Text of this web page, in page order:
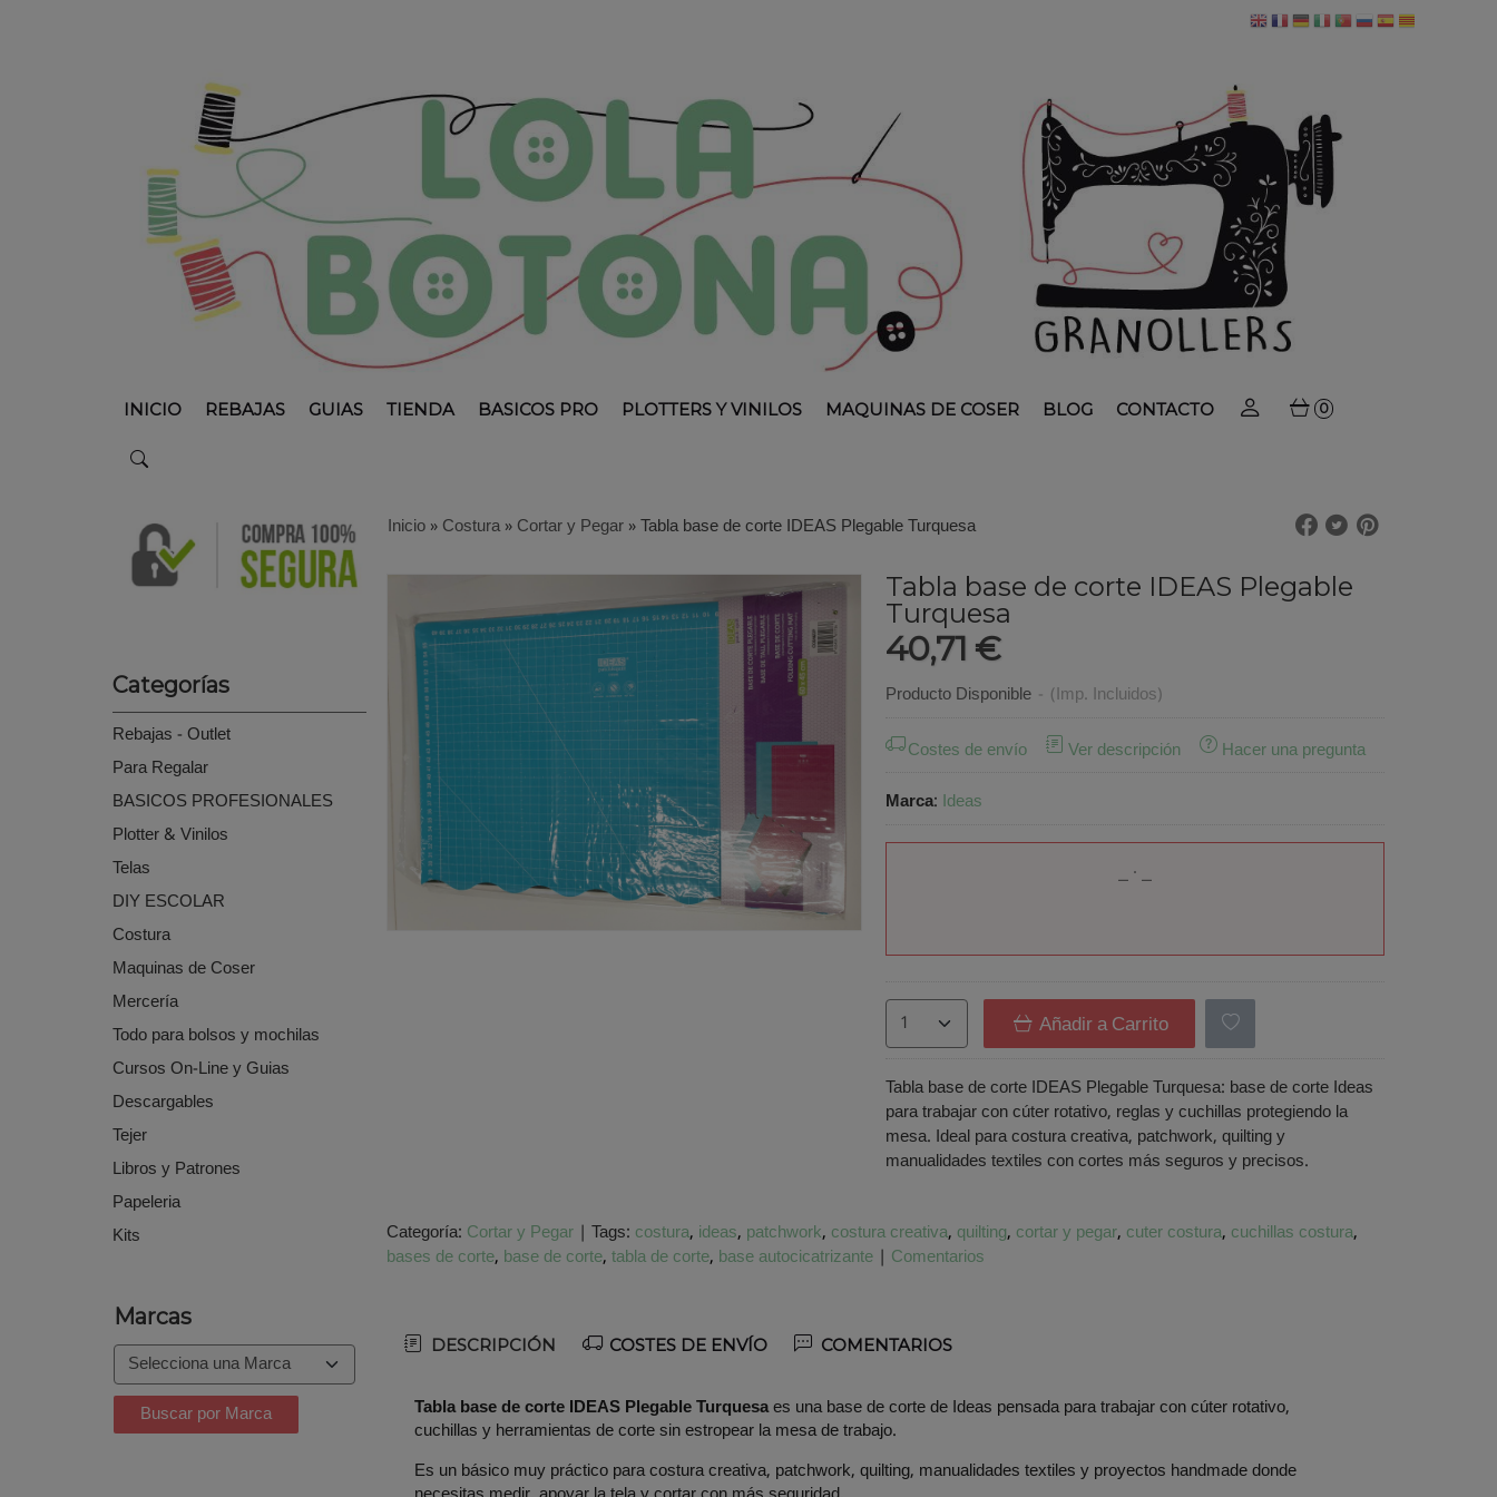
INICIO REBAJAS GUIAS TIENDA BASICOS PRO PLOTTERS Y VINILOS MAQUINAS DE COSER BLOG CONTACTO 0
Categorías
Rebajas - Outlet
Para Regalar
BASICOS PROFESIONALES
Plotter & Vinilos
Telas
DIY ESCOLAR
Costura
Maquinas de Coser
Mercería
Todo para bolsos y mochilas
Cursos On-Line y Guias
Descargables
Tejer
Libros y Patrones
Papeleria
Kits
Marcas
Inicio»Costura»Cortar y Pegar»Tabla base de corte IDEAS Plegable Turquesa
Tabla base de corte IDEAS Plegable
Turquesa
40,71 €
Producto Disponible - (Imp. Incluidos)
Costes de envío
Ver descripción
Hacer una pregunta
Marca: Ideas
Añadir a Carrito
Tabla base de corte IDEAS Plegable Turquesa: base de corte Ideas
para trabajar con cúter rotativo, reglas y cuchillas protegiendo la
mesa. Ideal para costura creativa, patchwork, quilting y
manualidades textiles con cortes más seguros y precisos.
Categoría: Cortar y Pegar| Tags: costura ideas patchwork costura creativa quilting cortar y pegar cuter costura cuchillas costura
bases de corte base de corte tabla de corte base autocicatrizante | Comentarios
DESCRIPCIÓN COSTES DE ENVÍO COMENTARIOS
Tabla base de corte IDEAS Plegable Turquesaes una base de corte de Ideas pensada para trabajar con cúter rotativo,
cuchillas y herramientas de corte sin estropear la mesa de trabajo.
Es un básico muy práctico para costura creativa, patchwork, quilting, manualidades textiles y proyectos handmade donde